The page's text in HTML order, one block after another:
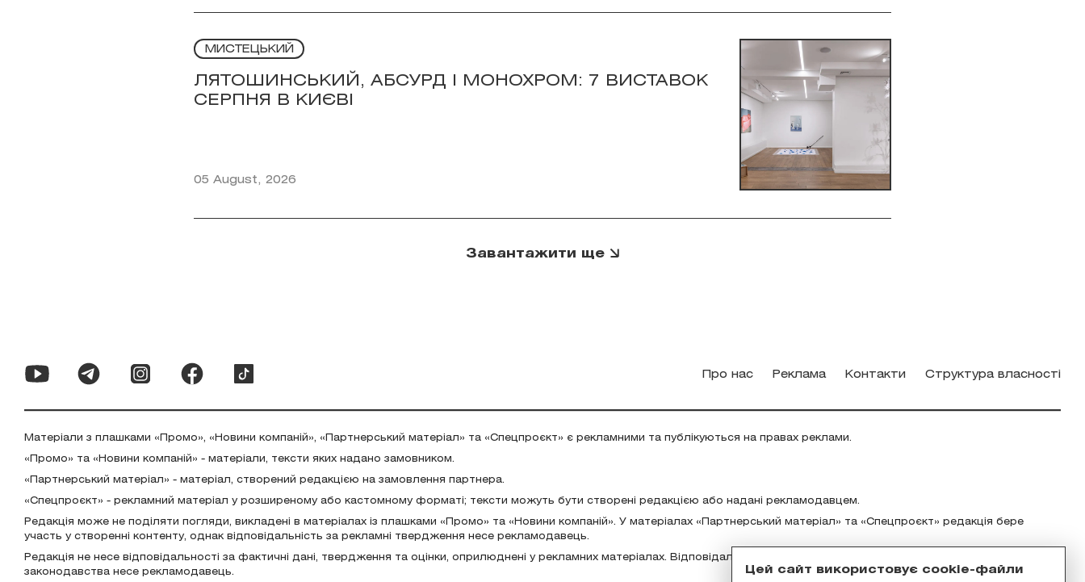
МИСТЕЦЬКИЙ
ЛЯТОШИНСЬКИЙ, АБСУРД І МОНОХРОМ: 7 ВИСТАВОК
СЕРПНЯ В КИЄВІ
05 August, 2026
Завантажити ще
Цей сайт використовує cookie-файли
Про нас Реклама Контакти Структура власності
Матеріали з плашками «Промо», «Новини компаній», «Партнерський матеріал» та «Спецпроєкт» є рекламними та публікуються на правах реклами.
«Промо» та «Новини компаній» - матеріали, тексти яких надано замовником.
«Партнерський матеріал» - матеріал, створений редакцією на замовлення партнера.
«Спецпроєкт» - рекламний матеріал у розширеному або кастомному форматі; тексти можуть бути створені редакцією або надані рекламодавцем.
Редакція може не поділяти погляди, викладені в матеріалах із плашками «Промо» та «Новини компаній». У матеріалах «Партнерський матеріал» та «Спецпроєкт» редакція бере
участь у створенні контенту, однак відповідальність за рекламні твердження несе рекламодавець.
Редакція не несе відповідальності за фактичні дані, твердження та оцінки, оприлюднені у рекламних матеріалах. Відповідальність за зміст реклами відповідно до українського
законодавства несе рекламодавець.